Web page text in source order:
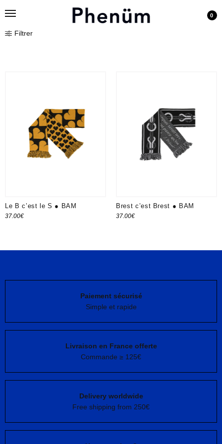
0
Filtrer
Le B c’est le S ● BAM
37.00€
Brest c’est Brest ● BAM
37.00€
Paiement sécurisé
Simple et rapide
Livraison en France offerte
Commande ≥ 125€
Delivery worldwide
Free shipping from 250€